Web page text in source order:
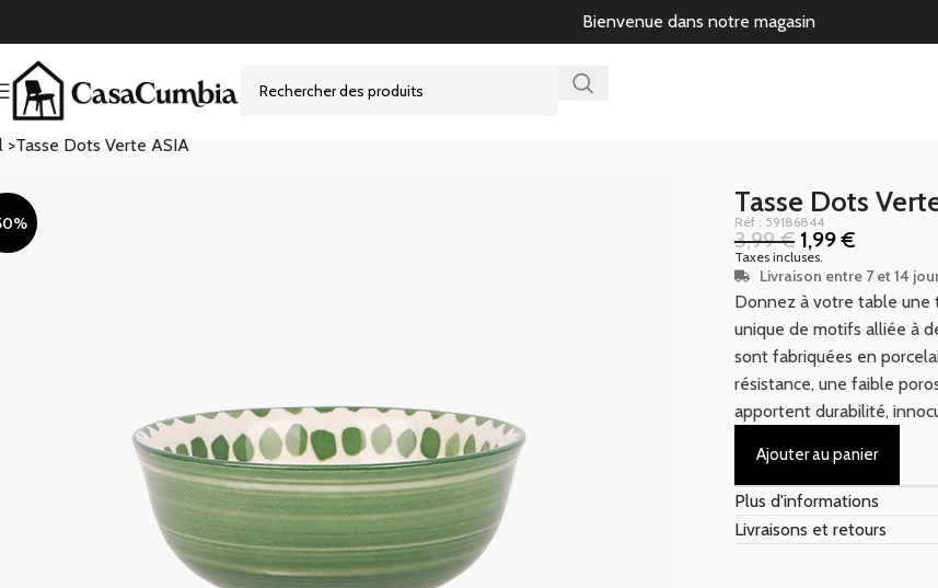
Bienvenue dans notre magasin
>Tasse Dots Verte ASIA
Tasse Dots
Réf : 59186844
3,99€ 1,99€
Taxes incluses.
Livraison entre 7 et 14
Donnez à votre table une
unique de motifs alliée à
sont fabriquées en
résistance, une faible
apportent durabilité,
Ajouter au panier
Plus d'informations
Livraisons et retours